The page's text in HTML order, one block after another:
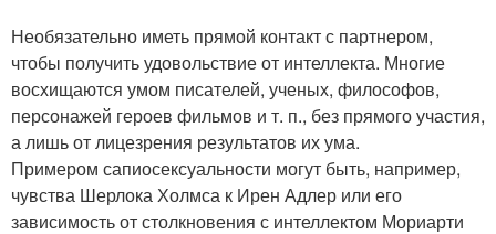
Необязательно иметь прямой контакт с партнером,
чтобы получить удовольствие от интеллекта. Многие
восхищаются умом писателей, ученых, философов,
персонажей героев фильмов и т. п., без прямого участия,
а лишь от лицезрения результатов их ума.
Примером сапиосексуальности могут быть, например,
чувства Шерлока Холмса к Ирен Адлер или его
зависимость от столкновения с интеллектом Мориарти